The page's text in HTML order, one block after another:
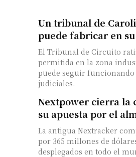
Un tribunal de
puede fabricar en
El Tribunal de Circuito
permitida en la zona
puede seguir
judiciales.
Nextpower cierra la
su apuesta por el
La antigua Nextracker
por 365 millones de
desplegados en todo el